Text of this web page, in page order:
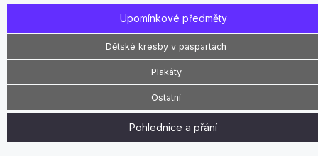
Upomínkové předměty
Dětské kresby v paspartách
Plakáty
Ostatní
Pohlednice a přání